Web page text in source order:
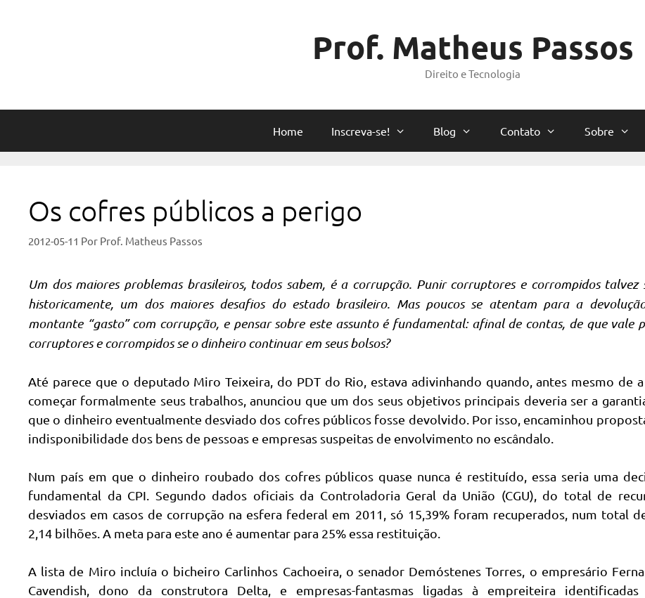
Prof. Matheus Passos
Direito e Tecnologia
Home Inscreva-se! Blog Contato Sobre
Os cofres públicos a perigo
2012-05-11 Por Prof. Matheus Passos
Um dos maiores problemas brasileiros, todos sabem, é a corrupção. Punir corruptores e corrompidos talvez
historicamente, um dos maiores desafios do estado brasileiro. Mas poucos se atentam para a
montante “gasto” com corrupção, e pensar sobre este assunto é fundamental: afinal de contas, de que vale
corruptores e corrompidos se o dinheiro continuar em seus bolsos?
Até parece que o deputado Miro Teixeira, do PDT do Rio, estava adivinhando quando, antes mesmo de a
começar formalmente seus trabalhos, anunciou que um dos seus objetivos principais deveria ser a
que o dinheiro eventualmente desviado dos cofres públicos fosse devolvido. Por isso, encaminhou
indisponibilidade dos bens de pessoas e empresas suspeitas de envolvimento no escândalo.
Num país em que o dinheiro roubado dos cofres públicos quase nunca é restituído, essa seria uma
fundamental da CPI. Segundo dados oficiais da Controladoria Geral da União (CGU), do total de
desviados em casos de corrupção na esfera federal em 2011, só 15,39% foram recuperados, num total
2,14 bilhões. A meta para este ano é aumentar para 25% essa restituição.
A lista de Miro incluía o bicheiro Carlinhos Cachoeira, o senador Demóstenes Torres, o empresário
Cavendish, dono da construtora Delta, e empresas-fantasmas ligadas à empreiteira identificadas